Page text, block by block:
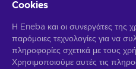
Λάβετε προσωποποιημένες
Μπορείτε να απεγγραφείτε
Cookies
Η Eneba και οι συνεργάτες της
παρόμοιες τεχνολογίες για να
πληροφορίες σχετικά με τους
Χρησιμοποιούμε αυτές τις